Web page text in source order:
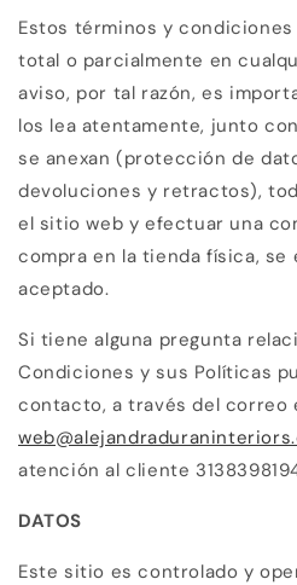
Estos términos y
total o parcialmente en
aviso, por tal razón, es
los lea atentamente, junto
se anexan (protección de
devoluciones y retractos),
el sitio web y efectuar una
compra en la tienda física, se
aceptado.
Si tiene alguna pregunta
Condiciones y sus Políticas
contacto, a través del correo
atención al cliente
DATOS
Este sitio es controlado y